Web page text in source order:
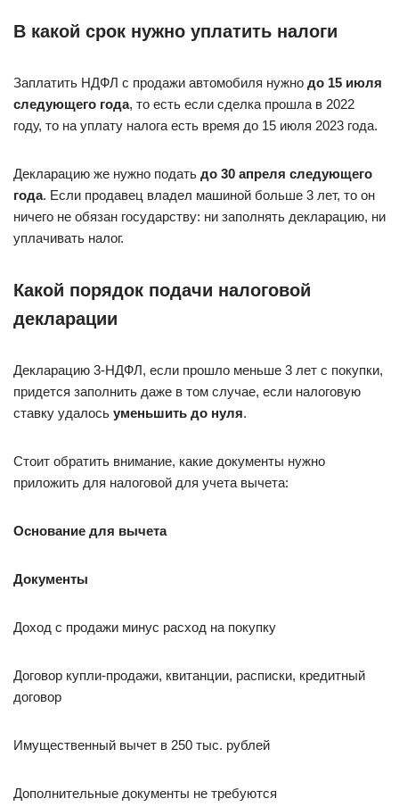
В какой срок нужно уплатить налоги
Заплатить НДФЛ с продажи автомобиля нужно до 15 июля
следующего года, то есть если сделка прошла в 2022
году, то на уплату налога есть время до 15 июля 2023 года.
Декларацию же нужно подать до 30 апреля следующего
года. Если продавец владел машиной больше 3 лет, то он
ничего не обязан государству: ни заполнять декларацию, ни
уплачивать налог.
Какой порядок подачи налоговой
декларации
Декларацию 3-НДФЛ, если прошло меньше 3 лет с покупки,
придется заполнить даже в том случае, если налоговую
ставку удалось уменьшить до нуля.
Стоит обратить внимание, какие документы нужно
приложить для налоговой для учета вычета:
Основание для вычета
Документы
Доход с продажи минус расход на покупку
Договор купли-продажи, квитанции, расписки, кредитный
договор
Имущественный вычет в 250 тыс. рублей
Дополнительные документы не требуются